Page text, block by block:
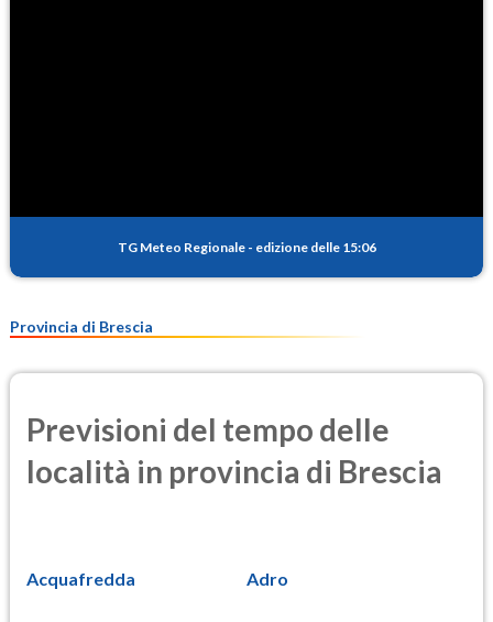
TG Meteo Regionale - edizione delle 15:06
Provincia di Brescia
Previsioni del tempo delle
località in provincia di Brescia
Acquafredda Adro